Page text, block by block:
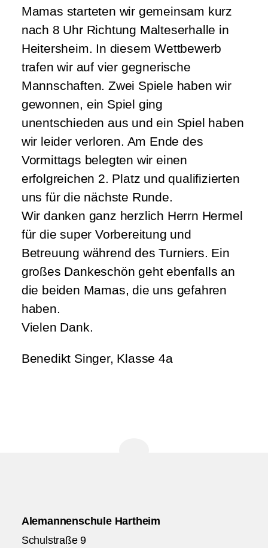
Mamas starteten wir gemeinsam kurz
nach 8 Uhr Richtung Malteserhalle in
Heitersheim. In diesem Wettbewerb
trafen wir auf vier gegnerische
Mannschaften. Zwei Spiele haben wir
gewonnen, ein Spiel ging
unentschieden aus und ein Spiel haben
wir leider verloren. Am Ende des
Vormittags belegten wir einen
erfolgreichen 2. Platz und qualifizierten
uns für die nächste Runde.
Wir danken ganz herzlich Herrn Hermel
für die super Vorbereitung und
Betreuung während des Turniers. Ein
großes Dankeschön geht ebenfalls an
die beiden Mamas, die uns gefahren
haben.
Vielen Dank.
Benedikt Singer, Klasse 4a
Alemannenschule Hartheim
Schulstraße 9